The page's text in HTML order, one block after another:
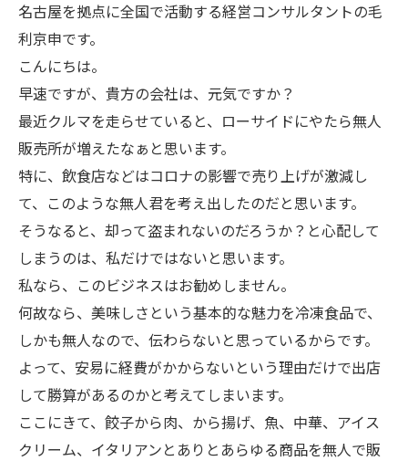
名古屋を拠点に全国で活動する経営コンサルタントの毛
利京申です。
こんにちは。
早速ですが、貴方の会社は、元気ですか？
最近クルマを走らせていると、ローサイドにやたら無人
販売所が増えたなぁと思います。
特に、飲食店などはコロナの影響で売り上げが激減し
て、このような無人君を考え出したのだと思います。
そうなると、却って盗まれないのだろうか？と心配して
しまうのは、私だけではないと思います。
私なら、このビジネスはお勧めしません。
何故なら、美味しさという基本的な魅力を冷凍食品で、
しかも無人なので、伝わらないと思っているからです。
よって、安易に経費がかからないという理由だけで出店
して勝算があるのかと考えてしまいます。
ここにきて、餃子から肉、から揚げ、魚、中華、アイス
クリーム、イタリアンとありとあらゆる商品を無人で販